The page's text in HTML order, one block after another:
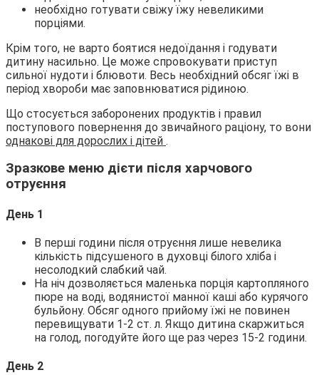
необхідно готувати свіжу їжу невеликими
порціями.
Крім того, не варто боятися недоїдання і годувати
дитину насильно. Це може спровокувати приступ
сильної нудоти і блювоти. Весь необхідний обсяг їжі в
період хвороби має заповнюватися рідиною.
Що стосується заборонених продуктів і правил
поступового повернення до звичайного раціону, то вони
однакові для дорослих і дітей .
Зразкове меню дієти після харчового
отруєння
День 1
В перші години після отруєння лише невелика
кількість підсушеного в духовці білого хліба і
несолодкий слабкий чай.
На ніч дозволяється маленька порція картопляного
пюре на воді, водянистої манної каші або курячого
бульйону. Обсяг одного прийому їжі не повинен
перевищувати 1-2 ст. л. Якщо дитина скаржиться
на голод, погодуйте його ще раз через 15-2 години.
День 2